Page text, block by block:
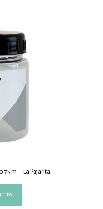
75 ml – La Pajarita